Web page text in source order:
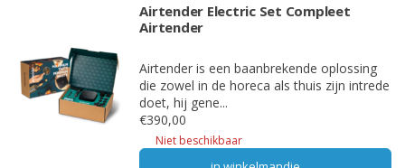
Airtender Electric Set Compleet
Airtender
Airtender is een baanbrekende oplossing
die zowel in de horeca als thuis zijn intrede
doet, hij gene...
€390,00
Niet beschikbaar